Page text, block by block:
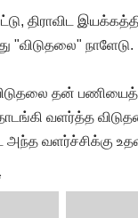
திராவிட
"விடுதலை" நாளேடு.
விடுதலை தன்
வளர்த்த
வளர்ச்சிக்கு